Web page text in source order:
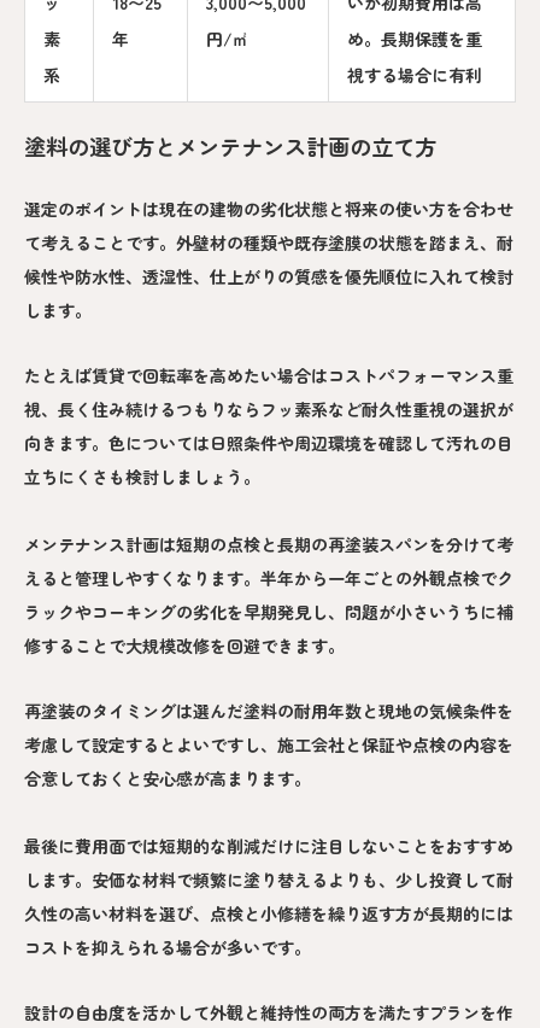
素
系
年
円/㎡
め。長期保護を重
視する場合に有利
塗料の選び方とメンテナンス計画の立て方
選定のポイントは現在の建物の劣化状態と将来の使い方を合わせ
て考えることです。外壁材の種類や既存塗膜の状態を踏まえ、耐
候性や防水性、透湿性、仕上がりの質感を優先順位に入れて検討
します。
たとえば賃貸で回転率を高めたい場合はコストパフォーマンス重
視、長く住み続けるつもりならフッ素系など耐久性重視の選択が
向きます。色については日照条件や周辺環境を確認して汚れの目
立ちにくさも検討しましょう。
メンテナンス計画は短期の点検と長期の再塗装スパンを分けて考
えると管理しやすくなります。半年から一年ごとの外観点検でク
ラックやコーキングの劣化を早期発見し、問題が小さいうちに補
修することで大規模改修を回避できます。
再塗装のタイミングは選んだ塗料の耐用年数と現地の気候条件を
考慮して設定するとよいですし、施工会社と保証や点検の内容を
合意しておくと安心感が高まります。
最後に費用面では短期的な削減だけに注目しないことをおすすめ
します。安価な材料で頻繁に塗り替えるよりも、少し投資して耐
久性の高い材料を選び、点検と小修繕を繰り返す方が長期的には
コストを抑えられる場合が多いです。
設計の自由度を活かして外観と維持性の両方を満たすプランを作